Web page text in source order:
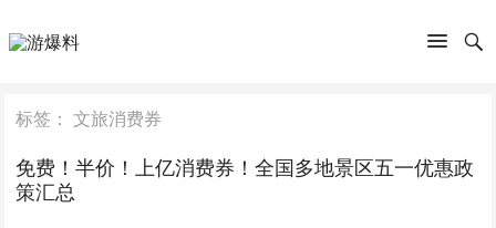
标签：文旅消费券
免费！半价！上亿消费券！全国多地景区五一优惠政
策汇总